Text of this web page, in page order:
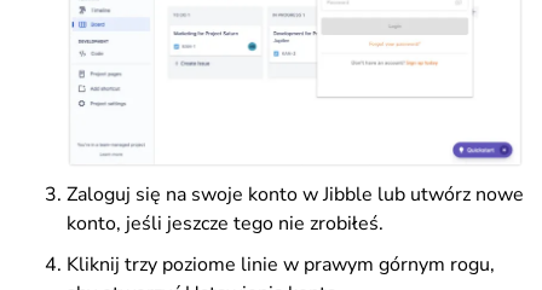
Zaloguj się na swoje konto w Jibble lub utwórz nowe
konto, jeśli jeszcze tego nie zrobiłeś.
Kliknij trzy poziome linie w prawym górnym rogu,